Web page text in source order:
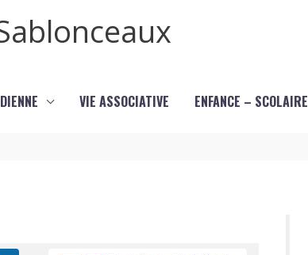
VIE ASSOCIATIVE ENFANCE – SCOLAIRE